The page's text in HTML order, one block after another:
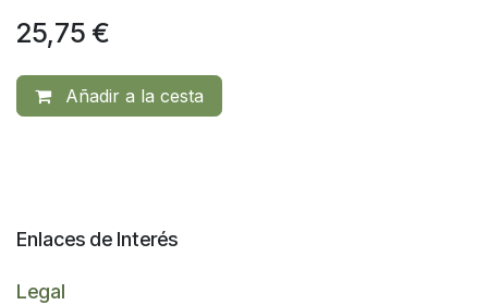
25,75 €
Añadir a la cesta
Enlaces de Interés
Legal